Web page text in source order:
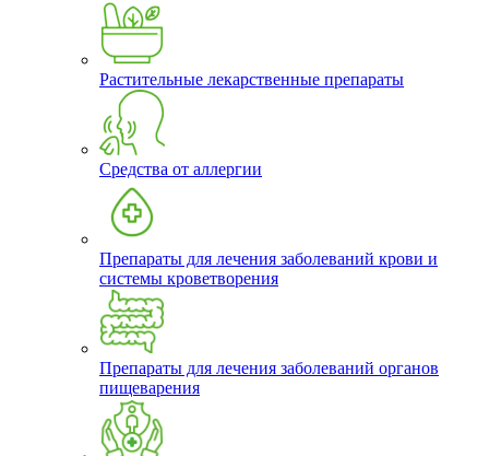
Растительные лекарственные препараты
Средства от аллергии
Препараты для лечения заболеваний крови и
системы кроветворения
Препараты для лечения заболеваний органов
пищеварения